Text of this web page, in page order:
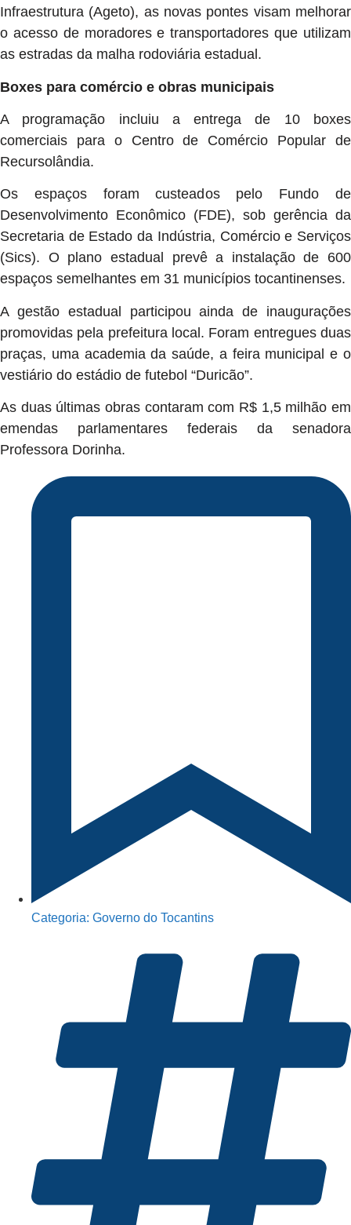
Infraestrutura (Ageto), as novas pontes visam melhorar
o acesso de moradores e transportadores que utilizam
as estradas da malha rodoviária estadual.
Boxes para comércio e obras municipais
A programação incluiu a entrega de 10 boxes
comerciais para o Centro de Comércio Popular de
Recursolândia.
Os espaços foram custeados pelo Fundo de
Desenvolvimento Econômico (FDE), sob gerência da
Secretaria de Estado da Indústria, Comércio e Serviços
(Sics). O plano estadual prevê a instalação de 600
espaços semelhantes em 31 municípios tocantinenses.
A gestão estadual participou ainda de inaugurações
promovidas pela prefeitura local. Foram entregues duas
praças, uma academia da saúde, a feira municipal e o
vestiário do estádio de futebol “Duricão”.
As duas últimas obras contaram com R$ 1,5 milhão em
emendas parlamentares federais da senadora
Professora Dorinha.
Categoria: Governo do Tocantins